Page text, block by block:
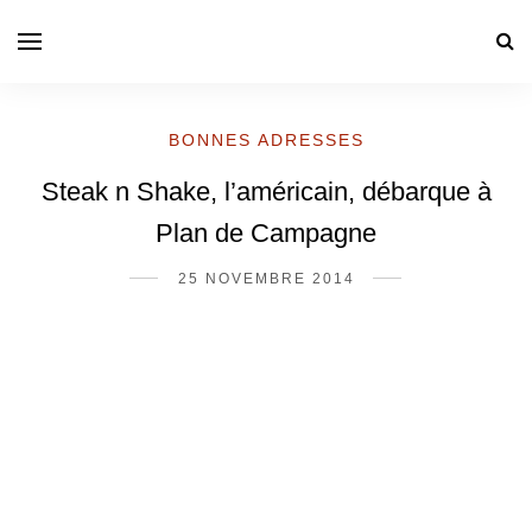
BONNES ADRESSES
Steak n Shake, l’américain, débarque à
Plan de Campagne
25 NOVEMBRE 2014